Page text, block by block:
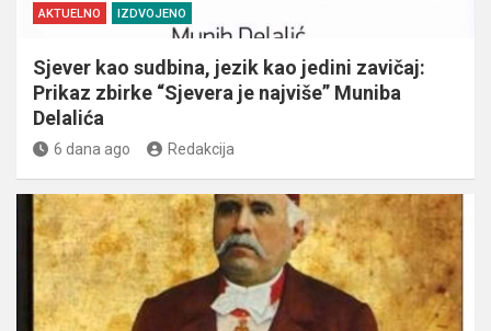
AKTUELNO IZDVOJENO
Sjever kao sudbina, jezik kao jedini zavičaj:
Prikaz zbirke “Sjevera je najviše” Muniba
Delalića
6 dana ago Redakcija